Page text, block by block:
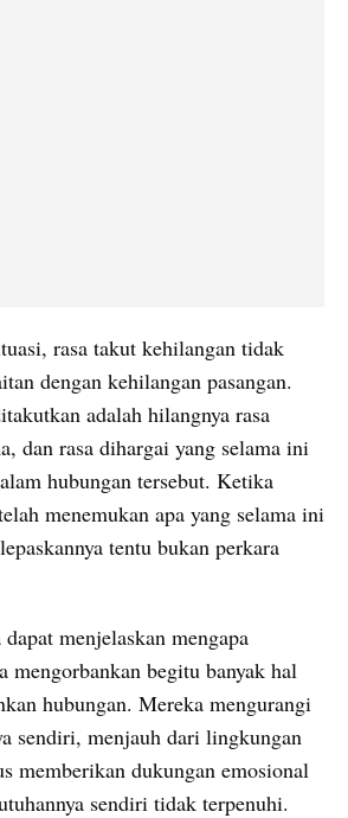
rasa takut kehilangan tidak
dengan kehilangan pasangan.
adalah hilangnya rasa
dan rasa dihargai yang selama ini
hubungan tersebut. Ketika
menemukan apa yang selama ini
tentu bukan perkara
menjelaskan mengapa
mengorbankan begitu banyak hal
hubungan. Mereka mengurangi
sendiri, menjauh dari lingkungan
memberikan dukungan emosional
sendiri tidak terpenuhi.